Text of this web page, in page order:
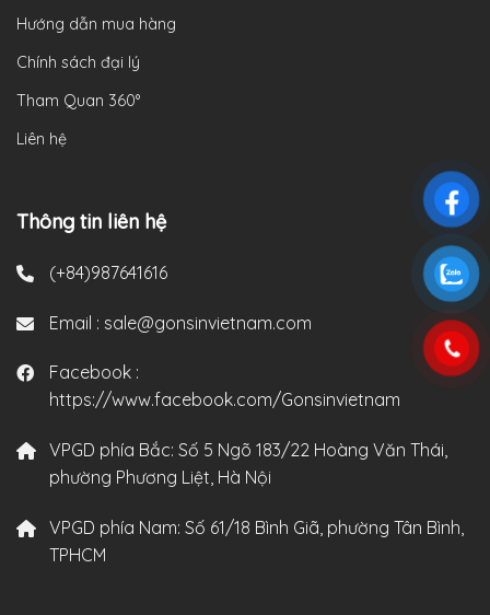
Hướng dẫn mua hàng
Chính sách đại lý
Tham Quan 360°
Liên hệ
Thông tin liên hệ
(+84)987641616
Email : sale@gonsinvietnam.com
Facebook :
https://www.facebook.com/Gonsinvietnam
VPGD phía Bắc: Số 5 Ngõ 183/22 Hoàng Văn Thái,
phường Phương Liệt, Hà Nội
VPGD phía Nam: Số 61/18 Bình Giã, phường Tân Bình,
TPHCM